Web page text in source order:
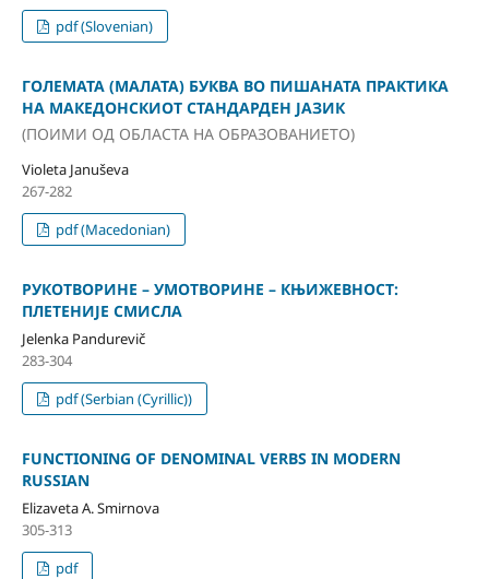
pdf (Slovenian)
ГОЛЕМАТА (МАЛАТА) БУКВА ВО ПИШАНАТА ПРАКТИКА
НА МАКЕДОНСКИОТ СТАНДАРДЕН ЈАЗИК
(ПОИМИ ОД ОБЛАСТА НА ОБРАЗОВАНИЕТО)
Violeta Januševa
267-282
pdf (Macedonian)
РУКОТВОРИНЕ – УМОТВОРИНЕ – КЊИЖЕВНОСТ:
ПЛЕТЕНИЈЕ СМИСЛА
Jelenka Pandurevič
283-304
pdf (Serbian (Cyrillic))
FUNCTIONING OF DENOMINAL VERBS IN MODERN
RUSSIAN
Elizaveta A. Smirnova
305-313
pdf